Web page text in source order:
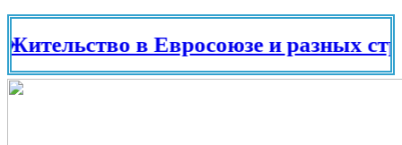
в Евросоюзе и разных